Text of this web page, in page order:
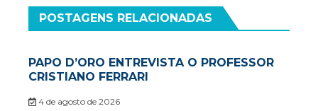
POSTAGENS RELACIONADAS
PAPO D’ORO ENTREVISTA O PROFESSOR
CRISTIANO FERRARI
4 de agosto de 2026